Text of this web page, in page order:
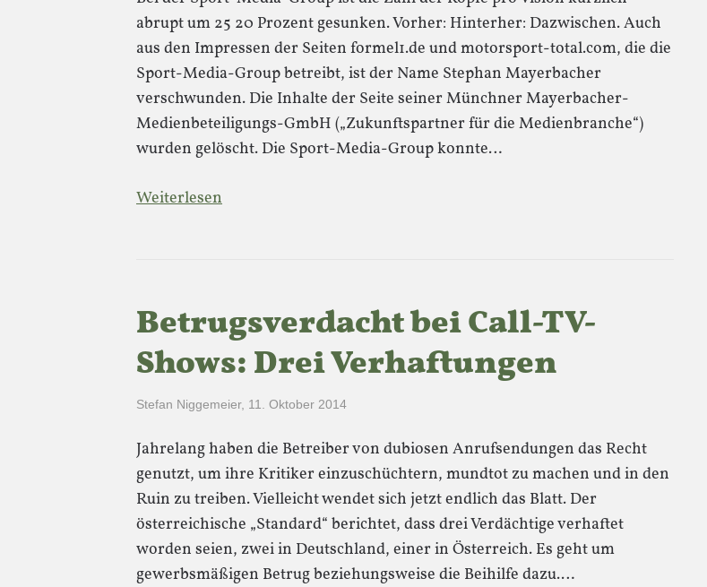
abrupt um 25 20 Prozent gesunken. Vorher: Hinterher: Dazwischen. Auch
aus den Impressen der Seiten formel1.de und motorsport-total.com, die die
Sport-Media-Group betreibt, ist der Name Stephan Mayerbacher
verschwunden. Die Inhalte der Seite seiner Münchner Mayerbacher-
Medienbeteiligungs-GmbH („Zukunftspartner für die Medienbranche“)
wurden gelöscht. Die Sport-Media-Group konnte…
Weiterlesen
Betrugsverdacht bei Call-TV-
Shows: Drei Verhaftungen
Stefan Niggemeier, 11. Oktober 2014
Jahrelang haben die Betreiber von dubiosen Anrufsendungen das Recht
genutzt, um ihre Kritiker einzuschüchtern, mundtot zu machen und in den
Ruin zu treiben. Vielleicht wendet sich jetzt endlich das Blatt. Der
österreichische „Standard“ berichtet, dass drei Verdächtige verhaftet
worden seien, zwei in Deutschland, einer in Österreich. Es geht um
gewerbsmäßigen Betrug beziehungsweise die Beihilfe dazu.…